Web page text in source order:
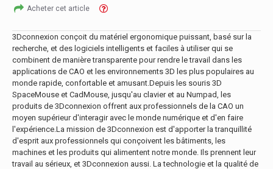
Acheter cet article
3Dconnexion conçoit du matériel ergonomique puissant, basé sur la
recherche, et des logiciels intelligents et faciles à utiliser qui se
combinent de manière transparente pour rendre le travail dans les
applications de CAO et les environnements 3D les plus populaires au
monde rapide, confortable et amusant.Depuis les souris 3D
SpaceMouse et CadMouse, jusqu'au clavier et au Numpad, les
produits de 3Dconnexion offrent aux professionnels de la CAO un
moyen supérieur d'interagir avec le monde numérique et d'en faire
l'expérience.La mission de 3Dconnexion est d'apporter la tranquillité
d'esprit aux professionnels qui conçoivent les bâtiments, les
machines et les produits qui alimentent notre monde. Ils prennent leur
travail au sérieux, et 3Dconnexion aussi. La technologie et la qualité de